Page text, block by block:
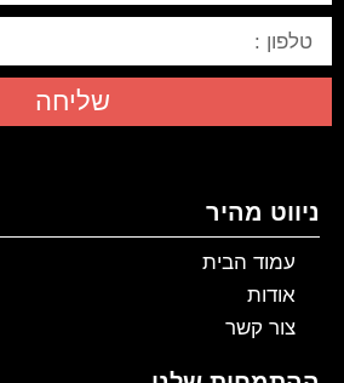
שליחה
ניווט מהיר
עמוד הבית
אודות
צור קשר